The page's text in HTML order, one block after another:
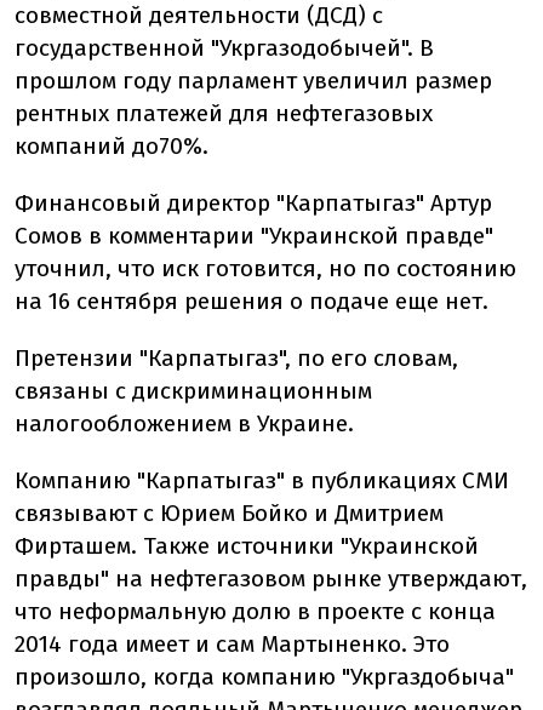
совместной деятельности (ДСД) с
государственной "Укргазодобычей". В
прошлом году парламент увеличил размер
рентных платежей для нефтегазовых
компаний до70%.
Финансовый директор "Карпатыгаз" Артур
Сомов в комментарии "Украинской правде"
уточнил, что иск готовится, но по состоянию
на 16 сентября решения о подаче еще нет.
Претензии "Карпатыгаз", по его словам,
связаны с дискриминационным
налогообложением в Украине.
Компанию "Карпатыгаз" в публикациях СМИ
связывают с Юрием Бойко и Дмитрием
Фирташем. Также источники "Украинской
правды" на нефтегазовом рынке утверждают,
что неформальную долю в проекте с конца
2014 года имеет и сам Мартыненко. Это
произошло, когда компанию "Укргаздобыча"